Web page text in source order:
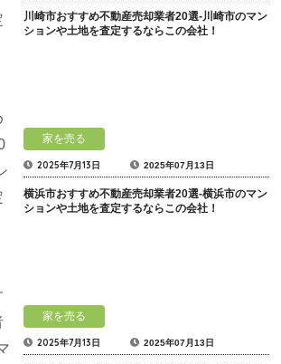
川崎市おすすめ不動産売却業者20選-川崎市のマン
ションや土地を査定するならこの会社！
家を売る
2025年7月13日 2025年07月13日
横浜市おすすめ不動産売却業者20選-横浜市のマン
ションや土地を査定するならこの会社！
家を売る
2025年7月13日 2025年07月13日